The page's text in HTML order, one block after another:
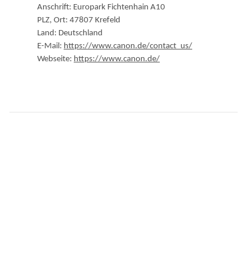
Anschrift: Europark Fichtenhain A10
PLZ, Ort: 47807 Krefeld
Land: Deutschland
E-Mail: https://www.canon.de/contact_us/
Webseite: https://www.canon.de/